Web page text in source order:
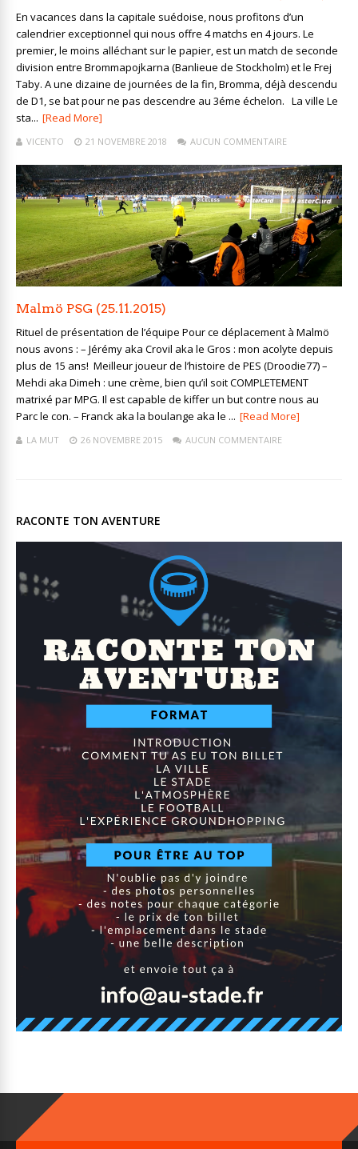
En vacances dans la capitale suédoise, nous profitons d’un
calendrier exceptionnel qui nous offre 4 matchs en 4 jours. Le
premier, le moins alléchant sur le papier, est un match de seconde
division entre Brommapojkarna (Banlieue de Stockholm) et le Frej
Taby. A une dizaine de journées de la fin, Bromma, déjà descendu
de D1, se bat pour ne pas descendre au 3éme échelon. La ville Le
sta... [Read More]
VICENTO 21 NOVEMBRE 2018 AUCUN COMMENTAIRE
Malmö PSG (25.11.2015)
Rituel de présentation de l’équipe Pour ce déplacement à Malmö
nous avons : – Jérémy aka Crovil aka le Gros : mon acolyte depuis
plus de 15 ans! Meilleur joueur de l’histoire de PES (Droodie77) –
Mehdi aka Dimeh : une crème, bien qu’il soit COMPLETEMENT
matrixé par MPG. Il est capable de kiffer un but contre nous au
Parc le con. – Franck aka la boulange aka le ... [Read More]
LA MUT 26 NOVEMBRE 2015 AUCUN COMMENTAIRE
RACONTE TON AVENTURE